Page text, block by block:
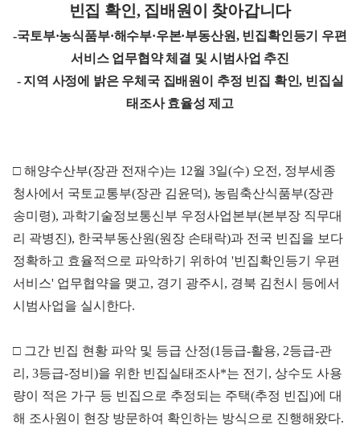
빈집 확인, 집배원이 찾아갑니다
-국토부·농식품부·해수부·우본·부동산원, 빈집확인등기 우편
서비스 업무협약 체결 및 시범사업 추진
- 지역 사정에 밝은 우체국 집배원이 추정 빈집 확인, 빈집실
태조사 효율성 제고
□ 해양수산부(장관 전재수)는 12월 3일(수) 오전, 정부세종
청사에서 국토교통부(장관 김윤덕), 농림축산식품부(장관
송미령), 과학기술정보통신부 우정사업본부(본부장 직무대
리 곽병진), 한국부동산원(원장 손태락)과 전국 빈집을 보다
정확하고 효율적으로 파악하기 위하여 '빈집확인등기 우편
서비스' 업무협약을 맺고, 경기 광주시, 경북 김천시 등에서
시범사업을 실시한다.
□ 그간 빈집 현황 파악 및 등급 산정(1등급-활용, 2등급-관
리, 3등급-정비)을 위한 빈집실태조사*는 전기, 상수도 사용
량이 적은 가구 등 빈집으로 추정되는 주택(추정 빈집)에 대
해 조사원이 현장 방문하여 확인하는 방식으로 진행해왔다.